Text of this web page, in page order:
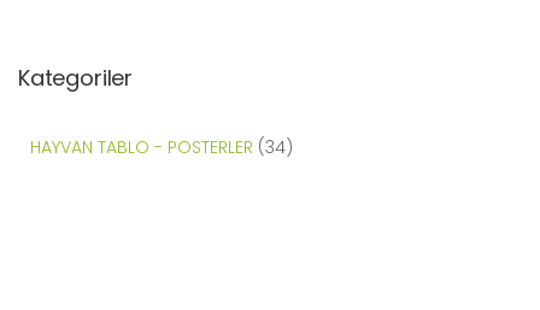
Kategoriler
HAYVAN TABLO - POSTERLER (34)